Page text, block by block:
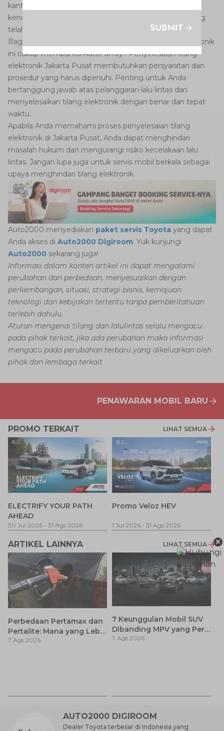
kantor tersebut, pastikan untuk membawa dokumen
kendaraan yang lengkap dan surat tilang elektronik yang
telah Anda terima.
Bagaimana, apakah panduan penyelesaian tilang elektronik
ini cukup membantu AutoFamily? Penyelesaian tilang
elektronik Jakarta Pusat membutuhkan persyaratan dan
prosedur yang harus dipenuhi. Penting untuk Anda
bertanggung jawab atas pelanggaran lalu lintas dan
menyelesaikan tilang elektronik dengan benar dan tepat
waktu.
Apabila Anda memahami proses penyelesaian tilang
elektronik di Jakarta Pusat, Anda dapat menghindari
masalah hukum dan mengurangi risiko kecelakaan lalu
lintas. Jangan lupa juga untuk servis mobil berkala sebagai
upaya menghindari tilang elektronik.
Auto2000 menyediakan paket servis Toyota yang dapat
Anda akses di Auto2000 Digiroom. Yuk kunjungi
Auto2000 sekarang juga!
Informasi dalam konten artikel ini dapat mengalami
perubahan dan perbedaan, menyesuaikan dengan
perkembangan, situasi, strategi bisnis, kemajuan
teknologi dan kebijakan tertentu tanpa pemberitahuan
terlebih dahulu.
Aturan mengenai tilang dan lalulintas selalu mengacu
pada pihak terkait, jika ada perubahan maka informasi
mengacu pada perubahan terbaru yang dikeluarkan oleh
pihak dan lembaga terkait
PENAWARAN MOBIL BARU
PROMO TERKAIT LIHAT SEMUA
ELECTRIFY YOUR PATH
AHEAD
30 Jul 2026 - 31 Ags 2026
Promo Veloz HEV
1 Jul 2026 - 31 Ags 2026
ARTIKEL LAINNYA LIHAT SEMUA
Perbedaan Pertamax dan
Pertalite: Mana yang Lebih
Baik untuk Mobil Toyota
7 Ags 2026
7 Keunggulan Mobil SUV
Dibanding MPV yang Perlu
Anda Ketahui
7 Ags 2026
AUTO2000 DIGIROOM
Dealer Toyota terbesar di Indonesia yang
×
SUBMIT